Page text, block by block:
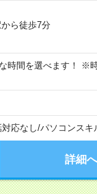
ら徒歩7分
時間を選べます！ ※
応なし/パソコンスキ
詳細へ